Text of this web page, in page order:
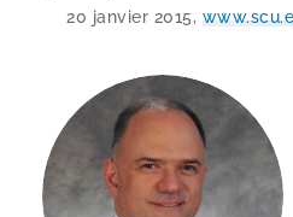
20 jan­vier 2015,